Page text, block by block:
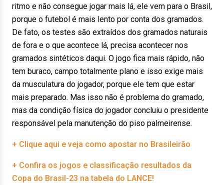
ritmo e não consegue jogar mais lá, ele vem para o Brasil,
porque o futebol é mais lento por conta dos gramados.
De fato, os testes são extraídos dos gramados naturais
de fora e o que acontece lá, precisa acontecer nos
gramados sintéticos daqui. O jogo fica mais rápido, não
tem buraco, campo totalmente plano e isso exige mais
da musculatura do jogador, porque ele tem que estar
mais preparado. Mas isso não é problema do gramado,
mas da condição física do jogador concluiu o presidente
responsável pela manutenção do piso palmeirense.
+ Clique aqui e veja como apostar no Brasileirão
+ Confira os jogos e classificação resultados da
Copa do Brasil-23 na tabela do LANCE!